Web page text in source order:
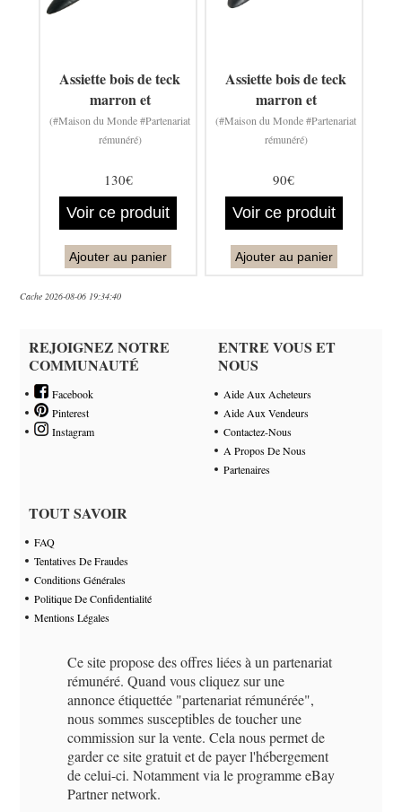
Assiette bois de teck
marron et
(#Maison du Monde #Partenariat
rémunéré)
130€
Voir ce produit
Ajouter au panier
Assiette bois de teck
marron et
(#Maison du Monde #Partenariat
rémunéré)
90€
Voir ce produit
Ajouter au panier
Cache 2026-08-06 19:34:40
REJOIGNEZ NOTRE
COMMUNAUTÉ
Facebook
Pinterest
Instagram
ENTRE VOUS ET
NOUS
Aide Aux Acheteurs
Aide Aux Vendeurs
Contactez-Nous
A Propos De Nous
Partenaires
TOUT SAVOIR
FAQ
Tentatives De Fraudes
Conditions Générales
Politique De Confidentialité
Mentions Légales
Ce site propose des offres liées à un partenariat
rémunéré. Quand vous cliquez sur une
annonce étiquettée "partenariat rémunérée",
nous sommes susceptibles de toucher une
commission sur la vente. Cela nous permet de
garder ce site gratuit et de payer l'hébergement
de celui-ci. Notamment via le programme eBay
Partner network.